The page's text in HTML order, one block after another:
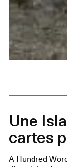
Une
cartes
A Hundred